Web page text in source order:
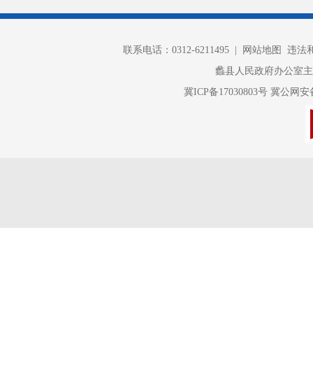
联系电话：0312-6211495 | 网站地图
违法
蠡县人民政府办公
冀ICP备17030803号 冀公网安